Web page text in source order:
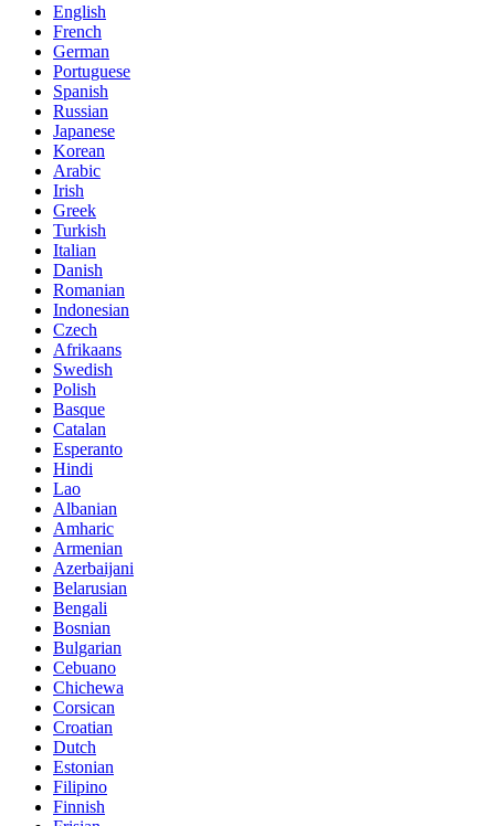
English
French
German
Portuguese
Spanish
Russian
Japanese
Korean
Arabic
Irish
Greek
Turkish
Italian
Danish
Romanian
Indonesian
Czech
Afrikaans
Swedish
Polish
Basque
Catalan
Esperanto
Hindi
Lao
Albanian
Amharic
Armenian
Azerbaijani
Belarusian
Bengali
Bosnian
Bulgarian
Cebuano
Chichewa
Corsican
Croatian
Dutch
Estonian
Filipino
Finnish